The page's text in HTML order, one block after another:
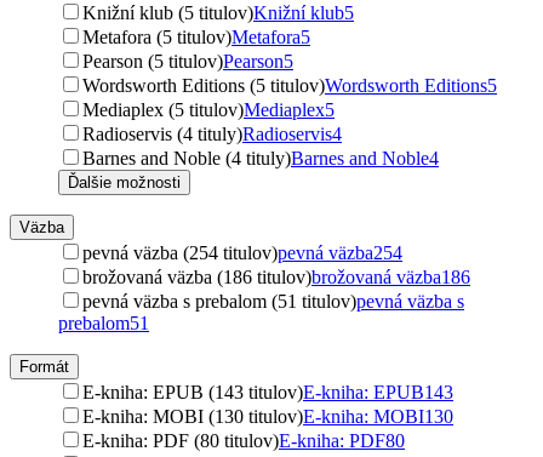
Knižní klub (5 titulov)Knižní klub5
Metafora (5 titulov)Metafora5
Pearson (5 titulov)Pearson5
Wordsworth Editions (5 titulov)Wordsworth Editions5
Mediaplex (5 titulov)Mediaplex5
Radioservis (4 tituly)Radioservis4
Barnes and Noble (4 tituly)Barnes and Noble4
Ďalšie možnosti
Väzba
pevná väzba (254 titulov)pevná väzba254
brožovaná väzba (186 titulov)brožovaná väzba186
pevná väzba s prebalom (51 titulov)pevná väzba s
prebalom51
Formát
E-kniha: EPUB (143 titulov)E-kniha: EPUB143
E-kniha: MOBI (130 titulov)E-kniha: MOBI130
E-kniha: PDF (80 titulov)E-kniha: PDF80